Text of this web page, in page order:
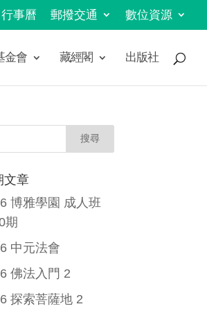
行事曆 郵撥交通 數位資源
金會 藏經閣 出版社
文章
博雅學園 成人班
期
中元法會
佛法入門 2
探索菩薩地 2